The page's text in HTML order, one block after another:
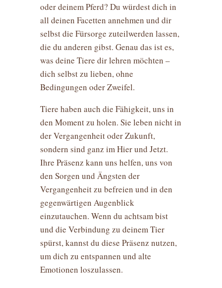
oder deinem Pferd? Du würdest dich in
all deinen Facetten annehmen und dir
selbst die Fürsorge zuteilwerden lassen,
die du anderen gibst. Genau das ist es,
was deine Tiere dir lehren möchten –
dich selbst zu lieben, ohne
Bedingungen oder Zweifel.
Tiere haben auch die Fähigkeit, uns in
den Moment zu holen. Sie leben nicht in
der Vergangenheit oder Zukunft,
sondern sind ganz im Hier und Jetzt.
Ihre Präsenz kann uns helfen, uns von
den Sorgen und Ängsten der
Vergangenheit zu befreien und in den
gegenwärtigen Augenblick
einzutauchen. Wenn du achtsam bist
und die Verbindung zu deinem Tier
spürst, kannst du diese Präsenz nutzen,
um dich zu entspannen und alte
Emotionen loszulassen.